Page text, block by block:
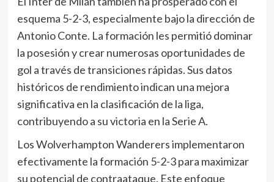
esquema 5-2-3, especialmente bajo la dirección de
Antonio Conte. La formación les permitió dominar
la posesión y crear numerosas oportunidades de
gol a través de transiciones rápidas. Sus datos
históricos de rendimiento indican una mejora
significativa en la clasificación de la liga,
contribuyendo a su victoria en la Serie A.
Los Wolverhampton Wanderers implementaron
efectivamente la formación 5-2-3 para maximizar
su potencial de contraataque. Este enfoque